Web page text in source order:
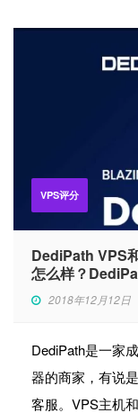
VPS评分
DediPath VPS
怎么样？
2018年12月12日
DediPath是一家
器的商家，有说
客服。VPS主机